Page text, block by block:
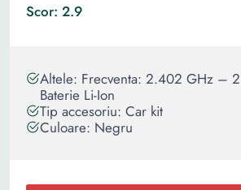
Scor: 2.9
Altele: Frecventa: 2.402 GHz –
Baterie Li-Ion
Tip accesoriu: Car kit
Culoare: Negru